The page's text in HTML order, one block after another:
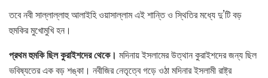
তবে নবী সাল্লাল্লাহু আলাইহি ওয়াসাল্লাম এই শান্তি ও স্থিতির মধ্যে দু’টি বড়
হুমকির মুখোমুখি হন।
প্রথম হুমকি ছিল কুরাইশদের থেকে। মদিনায় ইসলামের উত্থান কুরাইশদের জন্য ছিল
ভবিষ্যতের এক বড় শঙ্কা। নবীজির নেতৃত্বে গড়ে ওঠা মদিনার ইসলামী রাষ্ট্র